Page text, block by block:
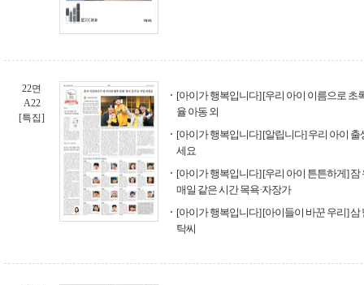
22면
A22
[특집]
[아이가 행복입니다] [우리 아이 이름으로 초
율 아동 외
[아이가 행복입니다] [알립니다] 우리 아이
세요
[아이가 행복입니다] [우리 아이 튼튼하게]
매일 같은 시간 목욕·자장가
[아이가 행복입니다] [아이들이 바꾼 우리] 삼
탁씨